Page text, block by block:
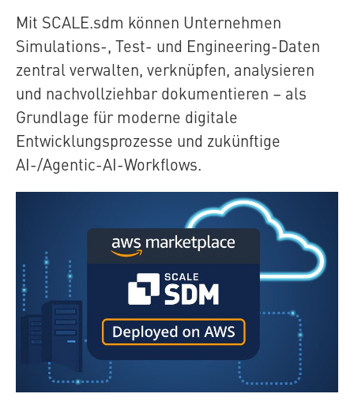
Mit SCALE.sdm können Unternehmen
Simulations-, Test- und Engineering-Daten
zentral verwalten, verknüpfen, analysieren
und nachvollziehbar dokumentieren – als
Grundlage für moderne digitale
Entwicklungsprozesse und zukünftige
AI-/Agentic-AI-Workflows.